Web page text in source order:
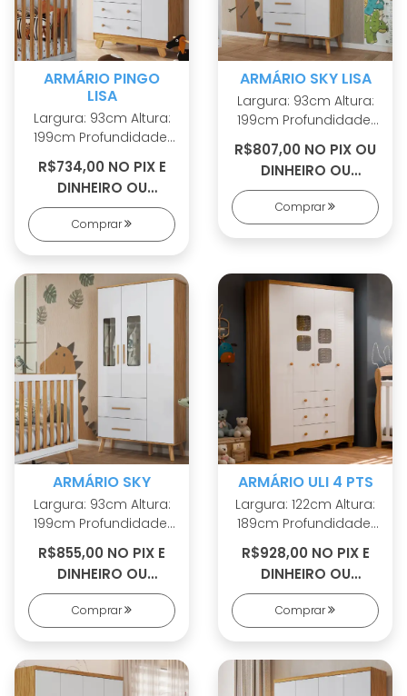
ARMÁRIO PINGO
LISA
Largura: 93cm Altura:
199cm Profundidade:
42cm 100% MDF Linho
interno Puxadores em
ABS Cabideiros
metálicos Sistema
antitombamento
Corrediças
telescópicas
Corrediças
telescópicas Pés
estilo palito em mdf
R$734,00 NO PIX E
DINHEIRO OU
R$807,00 EM 8X S/
JUROS
Comprar
ARMÁRIO SKY LISA
Largura: 93cm Altura:
199cm Profundidade:
42cm 100% MDF Linho
interno Cabideiros
metálicos Sistema
antitombamento
Corrediças
telescópicas
Revestido Pés palito
em madeira maciça
R$807,00 NO PIX OU
DINHEIRO OU
R$888,00 EM 8X S/
JUROS
Comprar
ARMÁRIO SKY
Largura: 93cm Altura:
199cm Profundidade:
42cm 100% MDF Linho
interno Cabideiros
metálicos Sistema
antitombamento
Corrediças
telescópicas Portas
com PETG cristal
Puxadores em MDF
R$855,00 NO PIX E
DINHEIRO OU
R$941,00 EM 9X S/
JUROS
Comprar
ARMÁRIO ULI 4 PTS
Largura: 122cm Altura:
189cm Profundidade:
42cm 100% MDF Pés
em ABS Cabideiro
metálico Puxadores
em ABS 2 opções de
rodapé Corrediças
telescópicas Portas
com PETG cristal
Sistema
R$928,00 NO PIX E
DINHEIRO OU
R$1.021,00 EM 10X S/
JUROS
Comprar